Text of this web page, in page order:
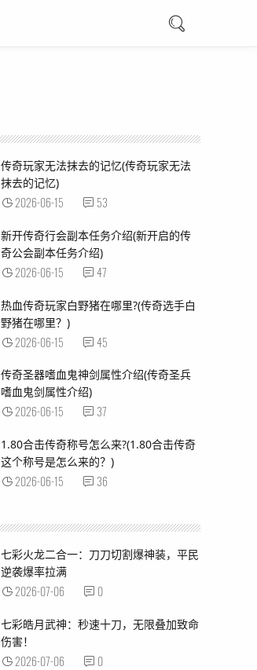
传奇玩家无法抹去的记忆(传奇玩家无法
抹去的记忆)
2026-06-15 53
新开传奇行会副本任务介绍(新开启的传
奇公会副本任务介绍)
2026-06-15 47
热血传奇玩家白野猪在哪里?(传奇选手白
野猪在哪里？)
2026-06-15 45
传奇圣器嗜血鬼神剑属性介绍(传奇圣兵
嗜血鬼剑属性介绍)
2026-06-15 37
1.80合击传奇称号怎么来?(1.80合击传奇
这个称号是怎么来的？)
2026-06-15 36
七彩火龙二合一：刀刀切割爆神装，平民
逆袭爆率拉满
2026-07-06 0
七彩皓月武神：秒速十刀，无限叠加致命
伤害！
2026-07-06 0